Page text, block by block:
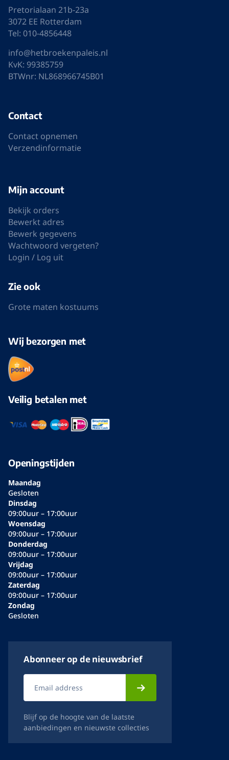
Pretorialaan 21b-23a
3072 EE Rotterdam
Tel: 010-4856448
info@hetbroekenpaleis.nl
KvK: 99385759
BTWnr: NL868966745B01
Contact
Contact opnemen
Verzendinformatie
Mijn account
Bekijk orders
Bewerkt adres
Bewerk gegevens
Wachtwoord vergeten?
Login / Log uit
Zie ook
Grote maten kostuums
Wij bezorgen met
Veilig betalen met
Openingstijden
Maandag
Gesloten
Dinsdag
09:00uur – 17:00uur
Woensdag
09:00uur – 17:00uur
Donderdag
09:00uur – 17:00uur
Vrijdag
09:00uur – 17:00uur
Zaterdag
09:00uur – 17:00uur
Zondag
Gesloten
Abonneer op de nieuwsbrief
Blijf op de hoogte van de laatste
aanbiedingen en nieuwste collecties